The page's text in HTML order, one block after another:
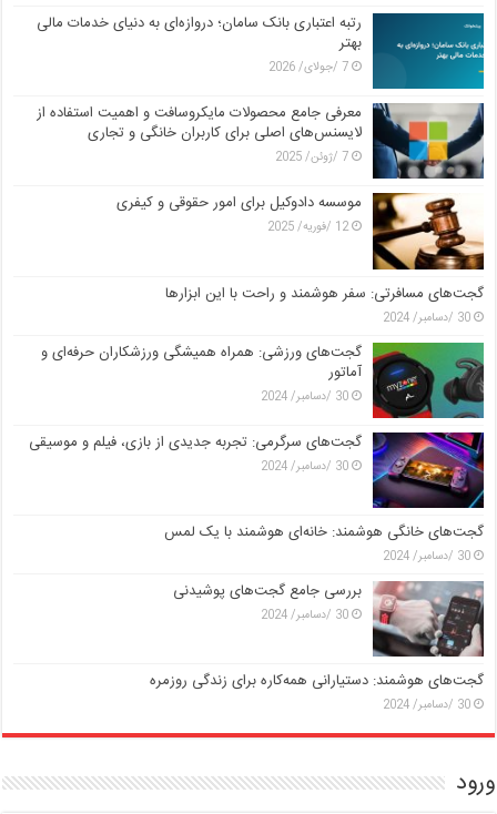
رتبه اعتباری بانک سامان؛ دروازه‌ای به دنیای خدمات مالی
بهتر
7 /جولای/ 2026
معرفی جامع محصولات مایکروسافت و اهمیت استفاده از
لایسنس‌های اصلی برای کاربران خانگی و تجاری
7 /ژوئن/ 2025
موسسه دادوکیل برای امور حقوقی و کیفری
12 /فوریه/ 2025
گجت‌های مسافرتی: سفر هوشمند و راحت با این ابزارها
30 /دسامبر/ 2024
گجت‌های ورزشی: همراه همیشگی ورزشکاران حرفه‌ای و
آماتور
30 /دسامبر/ 2024
گجت‌های سرگرمی: تجربه جدیدی از بازی، فیلم و موسیقی
30 /دسامبر/ 2024
گجت‌های خانگی هوشمند: خانه‌ای هوشمند با یک لمس
30 /دسامبر/ 2024
بررسی جامع گجت‌های پوشیدنی
30 /دسامبر/ 2024
گجت‌های هوشمند: دستیارانی همه‌کاره برای زندگی روزمره
30 /دسامبر/ 2024
ورود